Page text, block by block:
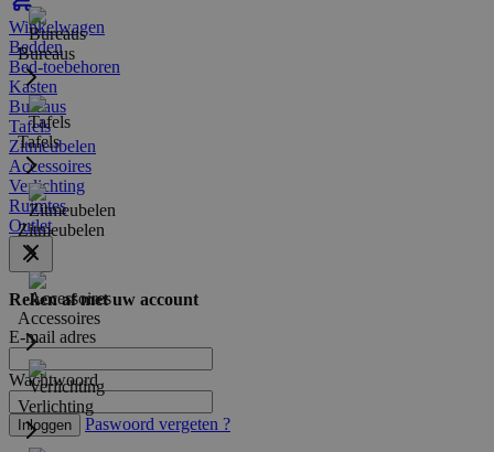
Winkelwagen
Bureaus
Tafels
Zitmeubelen
Accessoires
Verlichting
Bedden
Bed-toebehoren
Kasten
Bureaus
Tafels
Zitmeubelen
Accessoires
Verlichting
Ruimtes
Outlet
Reken af met uw account
E-mail adres
Wachtwoord
Inloggen Paswoord vergeten ?